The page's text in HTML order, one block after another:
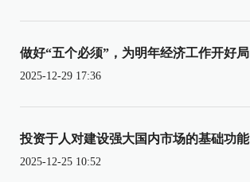
做好“五个必须”，为明年经济工作开好局
2025-12-29 17:36
投资于人对建设强大国内市场的基础功能
2025-12-25 10:52